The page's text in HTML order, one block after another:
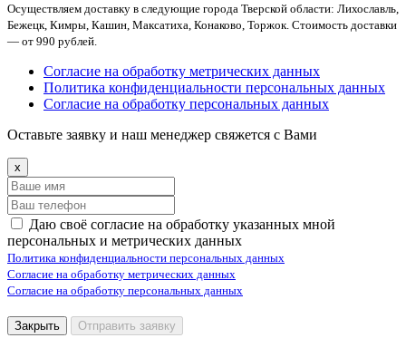
Осуществляем доставку в следующие города Тверской области: Лихославль,
Бежецк, Кимры, Кашин, Максатиха, Конаково, Торжок. Стоимость доставки
— от 990 рублей.
Согласие на обработку метрических данных
Политика конфиденциальности персональных данных
Согласие на обработку персональных данных
Оставьте заявку и наш менеджер свяжется с Вами
x
Даю своё согласие на обработку указанных мной
персональных и метрических данных
Политика конфиденциальности персональных данных
Согласие на обработку метрических данных
Согласие на обработку персональных данных
Закрыть Отправить заявку